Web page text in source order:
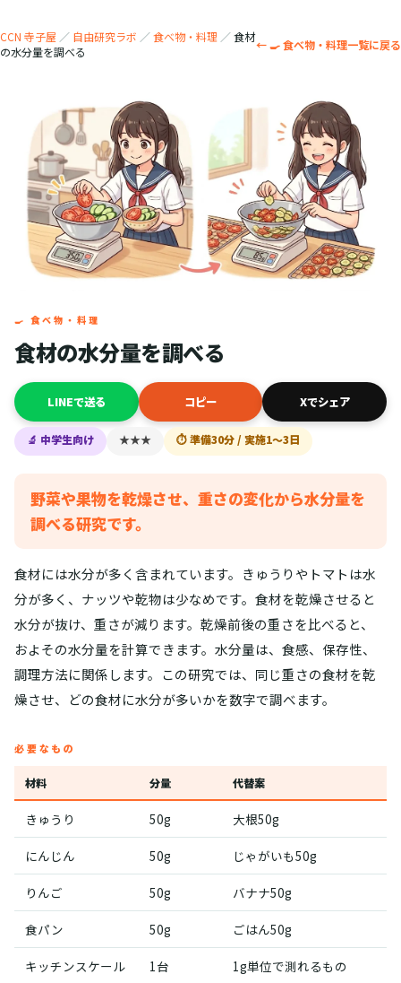
CCN 寺子屋 ／ 自由研究ラボ ／食べ物・料理 ／食材
の水分量を調べる
← 🍳 食べ物・料理一覧に戻る
🍳 食べ物・料理
食材の水分量を調べる
LINEで送る コピー Xでシェア
🔬 中学生向け ★★★ ⏱ 準備30分 / 実施1〜3日
野菜や果物を乾燥させ、重さの変化から水分量を
調べる研究です。
食材には水分が多く含まれています。きゅうりやトマトは水
分が多く、ナッツや乾物は少なめです。食材を乾燥させると
水分が抜け、重さが減ります。乾燥前後の重さを比べると、
およその水分量を計算できます。水分量は、食感、保存性、
調理方法に関係します。この研究では、同じ重さの食材を乾
燥させ、どの食材に水分が多いかを数字で調べます。
必要なもの
材料 分量 代替案
きゅうり 50g 大根50g
にんじん 50g じゃがいも50g
りんご 50g バナナ50g
食パン 50g ごはん50g
キッチンスケール 1台 1g単位で測れるもの